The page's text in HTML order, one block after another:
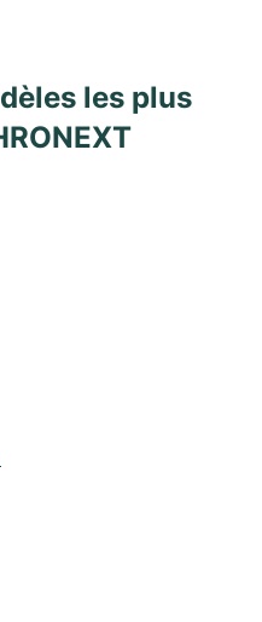
les plus